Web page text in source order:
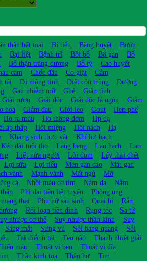
thân bất toại Bí tiểu Băng huyết
Bướu
Bại liệt Bệnh trĩ Bồi bổ Bổ gan
Bổ
Bổ thận tráng dương Bổ tỳ
Cao huyết
cam Chốc đầu Co giật
Cảm
tái Di mộng tinh Diệt côn trùng
Dưỡng
Gan nhiễm mỡ Ghẻ
Giãn tĩnh
Giải rượu Giải độc Giải độc lá ngón
Giảm
hoá Giảm đau Giời leo Gout
Hen phế
Ho ra máu Ho thông đờm
Hp dạ
áp thấp Hôi miệng Hôi nách
Hạ
Kháng sinh thực vật
Khí hư bạch
Kéo dài tuổi thọ Lang beng Lao hạch
Lao
Liệt nửa người Lòi dom
Lấy thai chết
Lợi sữa Lợi tiểu Men gan cao
Mát gan
vành Mạnh vành Mất ngủ
Mỡ
cá Nhồi máu cơ tim Nám da
Nấm
Phì đại tiền liệt tuyến
Phòng ung
thai Phụ nữ sau sinh Quai bị
Rắn
Rối loạn tiền đình Rụng tóc
Sa tử
nhược cơ thể Suy nhược thần kinh
Suy
Sáng mắt Sưng vú Sỏi bàng quang
Sỏi
Tai điếc ù tai Teo não
Thanh nhiệt giải
máu Thoát vị bẹn
Thoát vị đĩa
Thần kinh tọa Thận hư
Tim